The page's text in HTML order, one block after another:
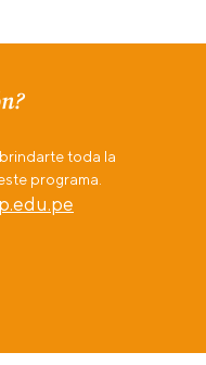
toda la
programa.